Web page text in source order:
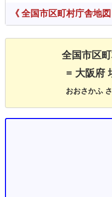
《 全国市区町村庁舎地図
全国市区
= 大阪府
おおさかふ